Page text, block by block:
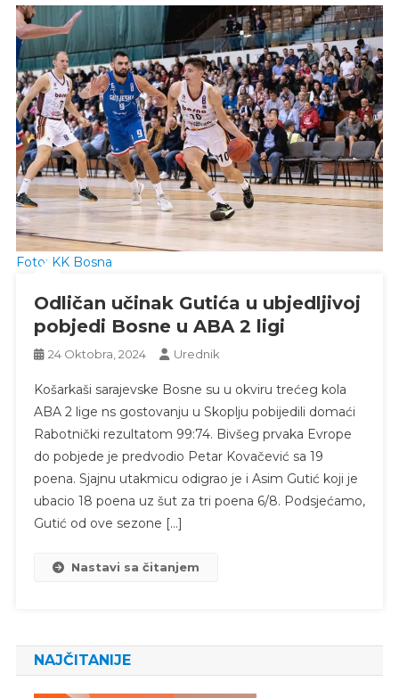
Foto: KK Bosna
Odličan učinak Gutića u ubjedljivoj
pobjedi Bosne u ABA 2 ligi
24 Oktobra, 2024 Urednik
Košarkaši sarajevske Bosne su u okviru trećeg kola
ABA 2 lige ns gostovanju u Skoplju pobijedili domaći
Rabotnički rezultatom 99:74. Bivšeg prvaka Evrope
do pobjede je predvodio Petar Kovačević sa 19
poena. Sjajnu utakmicu odigrao je i Asim Gutić koji je
ubacio 18 poena uz šut za tri poena 6/8. Podsjećamo,
Gutić od ove sezone […]
Nastavi sa čitanjem
NAJČITANIJE